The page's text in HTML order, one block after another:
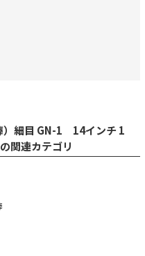
）細目 GN-1 14インチ 1
関連カテゴリ